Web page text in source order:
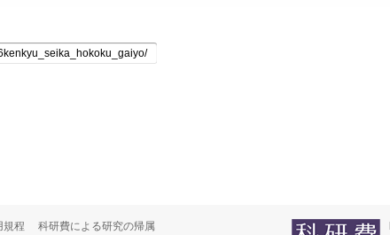
規程 科研費による研究の帰属